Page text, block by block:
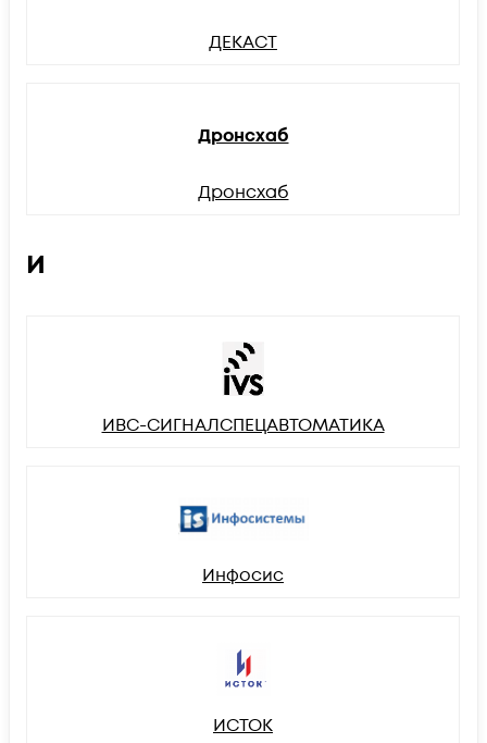
ДЕКАСТ
Дронсхаб
Дронсхаб
И
ИВС-СИГНАЛСПЕЦАВТОМАТИКА
Инфосис
ИСТОК